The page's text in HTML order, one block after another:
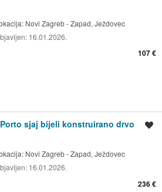
Novi Zagreb - Zapad, Ježdovec
16.01.2026.
107 €
sjaj bijeli konstruirano drvo
Novi Zagreb - Zapad, Ježdovec
16.01.2026.
236 €